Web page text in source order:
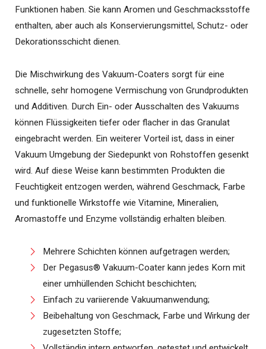
Funktionen haben. Sie kann Aromen und Geschmacksstoffe
enthalten, aber auch als Konservierungsmittel, Schutz- oder
Dekorationsschicht dienen.
Die Mischwirkung des Vakuum-Coaters sorgt für eine
schnelle, sehr homogene Vermischung von Grundprodukten
und Additiven. Durch Ein- oder Ausschalten des Vakuums
können Flüssigkeiten tiefer oder flacher in das Granulat
eingebracht werden. Ein weiterer Vorteil ist, dass in einer
Vakuum Umgebung der Siedepunkt von Rohstoffen gesenkt
wird. Auf diese Weise kann bestimmten Produkten die
Feuchtigkeit entzogen werden, während Geschmack, Farbe
und funktionelle Wirkstoffe wie Vitamine, Mineralien,
Aromastoffe und Enzyme vollständig erhalten bleiben.
Mehrere Schichten können aufgetragen werden;
Der Pegasus® Vakuum-Coater kann jedes Korn mit
einer umhüllenden Schicht beschichten;
Einfach zu variierende Vakuumanwendung;
Beibehaltung von Geschmack, Farbe und Wirkung der
zugesetzten Stoffe;